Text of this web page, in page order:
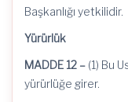
Başkanlığı yetkilidir.
Yürürlük
MADDE 12 – (1) Bu
yürürlüğe girer.